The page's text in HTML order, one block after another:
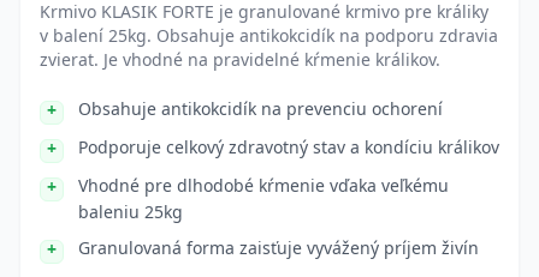
Krmivo KLASIK FORTE je granulované krmivo pre králiky
v balení 25kg. Obsahuje antikokcidík na podporu zdravia
zvierat. Je vhodné na pravidelné kŕmenie králikov.
Obsahuje antikokcidík na prevenciu ochorení
Podporuje celkový zdravotný stav a kondíciu králikov
Vhodné pre dlhodobé kŕmenie vďaka veľkému
baleniu 25kg
Granulovaná forma zaisťuje vyvážený príjem živín